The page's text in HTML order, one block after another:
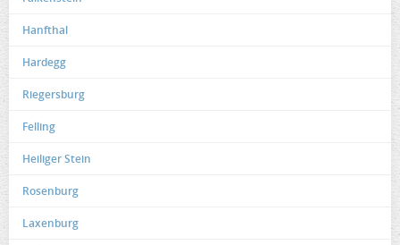
Hanfthal
Hardegg
Riegersburg
Felling
Heiliger Stein
Rosenburg
Laxenburg